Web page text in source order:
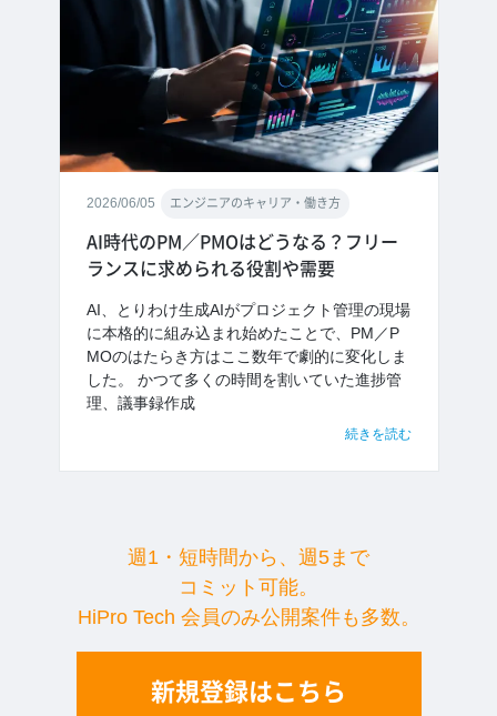
2026/06/05 エンジニアのキャリア・働き方
AI時代のPM／PMOはどうなる？フリー
ランスに求められる役割や需要
AI、とりわけ生成AIがプロジェクト管理の現場
に本格的に組み込まれ始めたことで、PM／P
MOのはたらき方はここ数年で劇的に変化しま
した。 かつて多くの時間を割いていた進捗管
理、議事録作成
続きを読む
週1・短時間から、週5まで
コミット可能。
HiPro Tech 会員のみ公開案件も多数。
新規登録はこちら